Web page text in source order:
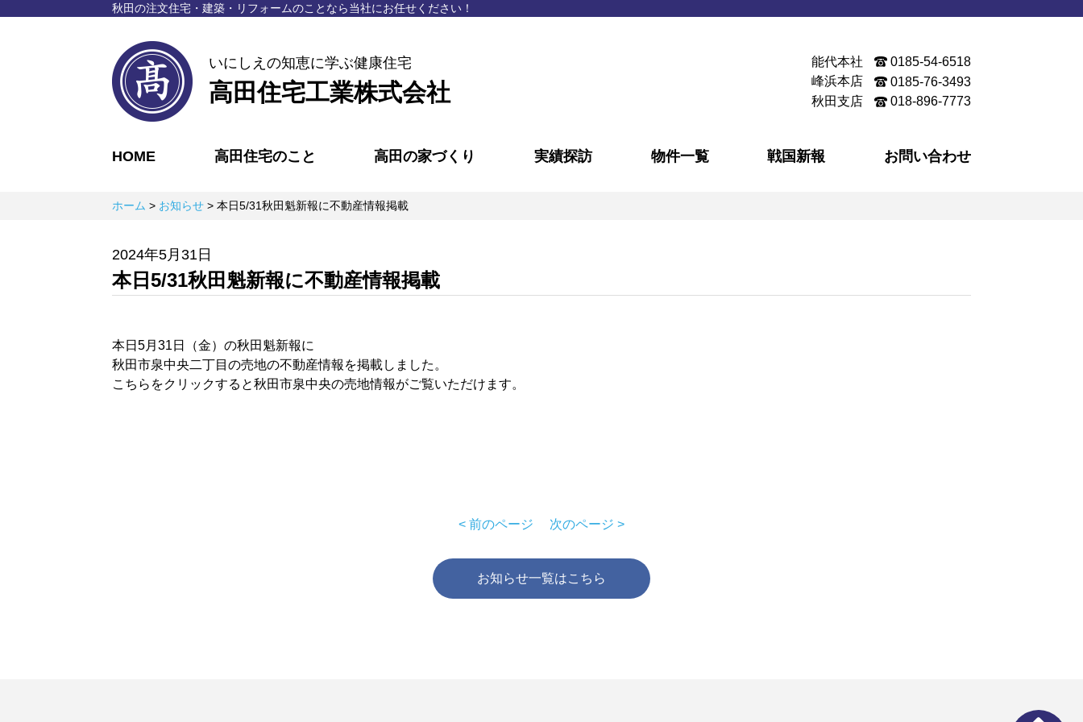
秋⽥の注⽂住宅・建築・リフォームのことなら当社にお任せください！
いにしえの知恵に学ぶ健康住宅
高田住宅工業株式会社
能代本社
0185-54-6518
峰浜本店
0185-76-3493
秋田支店
018-896-7773
HOME 高田住宅のこと 高田の家づくり 実績探訪 物件一覧 戦国新報 お問い合わせ
ホーム > お知らせ > 本日5/31秋田魁新報に不動産情報掲載
2024年5月31日
本日5/31秋田魁新報に不動産情報掲載
本日5月31日（金）の秋田魁新報に
秋田市泉中央二丁目の売地の不動産情報を掲載しました。
こちらをクリックすると秋田市泉中央の売地情報がご覧いただけます。
< 前のページ 次のページ >
お知らせ一覧はこちら